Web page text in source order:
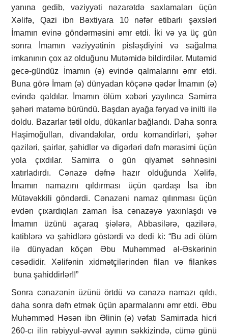
yanına gedib, vəziyyəti nəzarətdə saxlamaları üçün
Xəlifə, Qazi ibn Bəxtiyara 10 nəfər etibarlı şəxsləri
İmamın evinə göndərməsini əmr etdi. İki və ya üç gün
sonra İmamın vəziyyətinin pisləşdiyini və sağalma
imkanının çox az olduğunu Mutəmidə bildirdilər. Mutəmid
gecə-gündüz İmamın (ə) evində qalmalarını əmr etdi.
Buna görə İmam (ə) dünyadan köçənə qədər İmamın (ə)
evində qaldılar. İmamın ölüm xəbəri yayılınca Samirra
şəhəri matəmə büründü. Başdan ayağa fəryad və inilti ilə
doldu. Bazarlar tətil oldu, dükanlar bağlandı. Daha sonra
Haşimoğulları, divandakılar, ordu komandirləri, şəhər
qaziləri, şairlər, şahidlər və digərləri dəfn mərasimi üçün
yola çıxdılar. Samirra o gün qiyamət səhnəsini
xatırladırdı. Cənazə dəfnə hazır olduğunda Xəlifə,
İmamın namazını qıldırması üçün qardaşı İsa ibn
Mütəvəkkili göndərdi. Cənazəni namaz qılınması üçün
evdən çıxardıqları zaman İsa cənazəyə yaxınlaşdı və
İmamın üzünü açaraq şiələrə, Abbasilərə, qazilərə,
katiblərə və şahidlərə göstərdi və dedi ki: “Bu adi ölüm
ilə dünyadan köçən Əbu Muhəmməd əl-Əskərinin
cəsədidir. Xəlifənin xidmətçilərindən filan və filankəs
buna şahiddirlər!!”
Sonra cənazənin üzünü örtdü və cənazə namazı qıldı,
daha sonra dəfn etmək üçün aparmalarını əmr etdi. Əbu
Muhəmməd Həsən ibn Əlinin (ə) vəfatı Samirrada hicri
260-cı ilin rəbiyyul-əvvəl ayının səkkizində, cümə günü